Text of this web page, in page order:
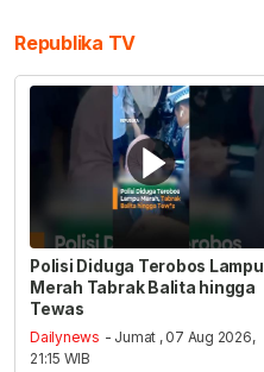
Republika TV
Polisi Diduga Terobos Lampu
Merah Tabrak Balita hingga
Tewas
Dailynews - Jumat , 07 Aug 2026,
21:15 WIB